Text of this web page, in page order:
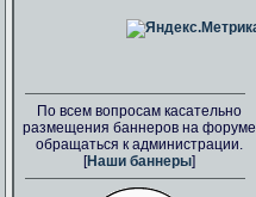
По всем вопросам касательно
размещения баннеров на форуме
обращаться к администрации.
[Наши баннеры]